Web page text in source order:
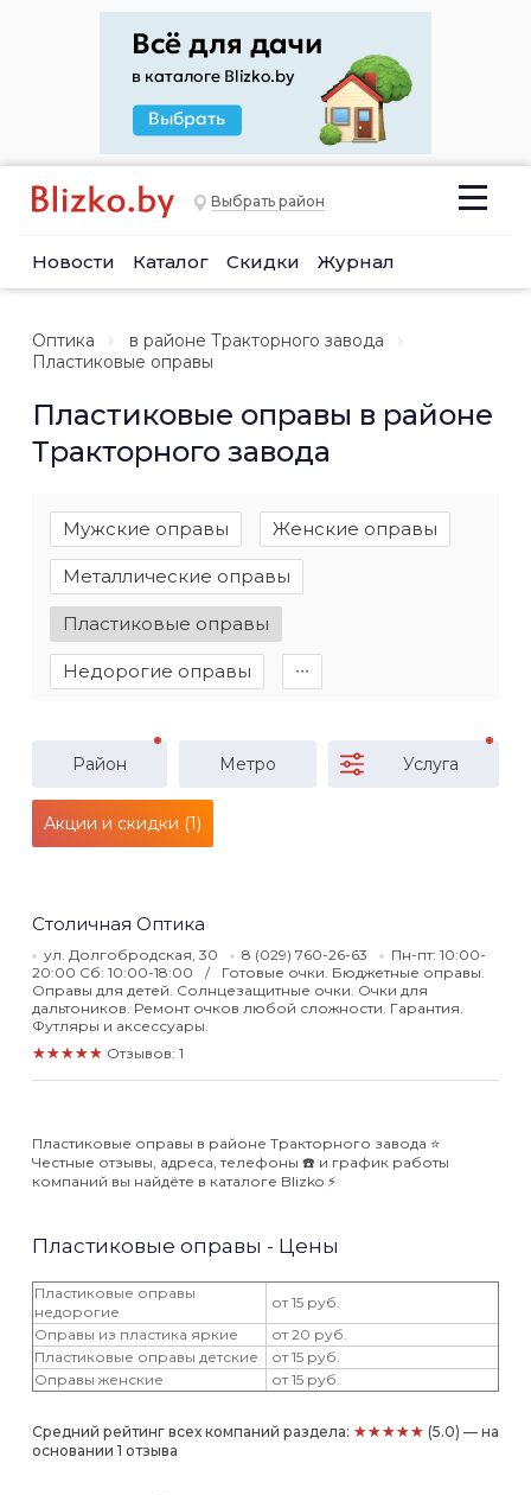
Выбрать район
Новости Каталог Скидки Журнал
Оптика
в районе Тракторного завода
Пластиковые оправы
Пластиковые оправы в районе
Тракторного завода
Мужские оправы Женские оправы
Металлические оправы
Пластиковые оправы
Недорогие оправы ∙∙∙
Район Метро Услуга
Акции и скидки (1)
Столичная Оптика
ул. Долгобродская, 30 8 (029) 760-26-63
Пн-пт: 10:00-
20:00 Сб: 10:00-18:00
Готовые очки. Бюджетные оправы.
Оправы для детей. Солнцезащитные очки. Очки для
дальтоников. Ремонт очков любой сложности. Гарантия.
Футляры и аксессуары.
★★★★★ Отзывов: 1
Пластиковые оправы в районе Тракторного завода ⭐️
Честные отзывы, адреса, телефоны ☎️ и график работы
компаний вы найдёте в каталоге Blizko ⚡️
Пластиковые оправы - Цены
Пластиковые оправы
недорогие
от 15 руб.
Оправы из пластика яркие
от 20 руб.
Пластиковые оправы детские
от 15 руб.
Оправы женские
от 15 руб.
Средний рейтинг всех компаний раздела: ★★★★★ (5.0) — на
основании 1 отзыва